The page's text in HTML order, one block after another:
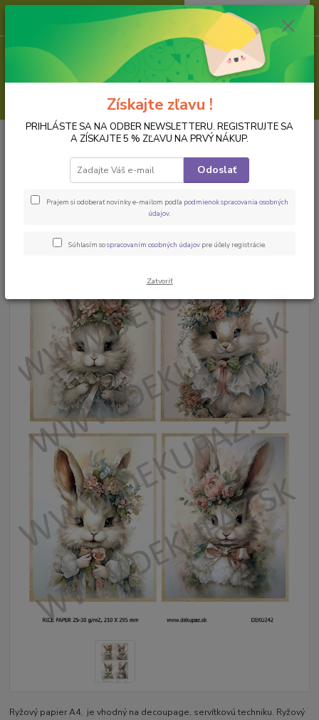
ks
za 0,00 EUR
PAPIER NA DECOUPAGE Ryžové papiere, formát A4
Ryžový papier na decoupage
DEK242
Ryžový papier A4, je vhodný na decoupage, servítkovú techniku. Ryžový
Získajte zľavu !
PRIHLÁSTE SA NA ODBER NEWSLETTERU. REGISTRUJTE SA
A ZÍSKAJTE 5 % ZĽAVU NA PRVÝ NÁKUP.
Odoslať
Prajem si odoberať novinky e-mailom podľa podmienok spracovania osobných
údajov.
Súhlasím sospracovaním osobných údajov pre účely registrácie.
Zatvoriť